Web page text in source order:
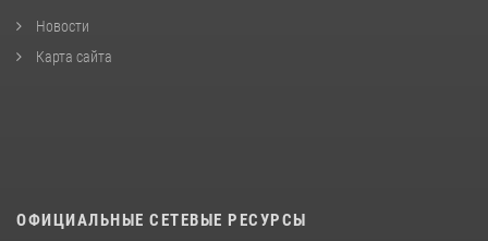
Новости
Карта сайта
ОФИЦИАЛЬНЫЕ СЕТЕВЫЕ РЕСУРСЫ